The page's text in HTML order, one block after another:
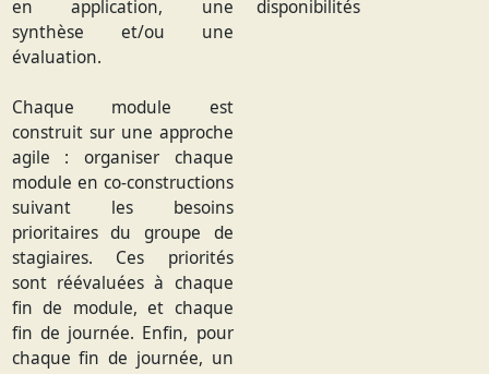
en application, une
synthèse et/ou une
évaluation.
Chaque module est
construit sur une approche
agile : organiser chaque
module en co-constructions
suivant les besoins
prioritaires du groupe de
stagiaires. Ces priorités
sont réévaluées à chaque
fin de module, et chaque
fin de journée. Enfin, pour
chaque fin de journée, un
disponibilités